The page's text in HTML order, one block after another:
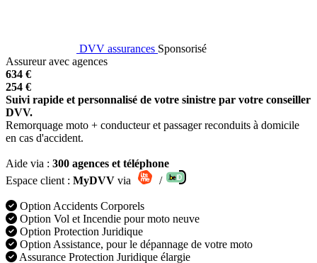
DVV assurances Sponsorisé
Assureur avec agences
634 €
254 €
Suivi rapide et personnalisé de votre sinistre par votre conseiller
DVV.
Remorquage moto + conducteur et passager reconduits à domicile
en cas d'accident.
Aide via : 300 agences et téléphone
Espace client : MyDVV via /
Option Accidents Corporels
Option Vol et Incendie pour moto neuve
Option Protection Juridique
Option Assistance, pour le dépannage de votre moto
Assurance Protection Juridique élargie